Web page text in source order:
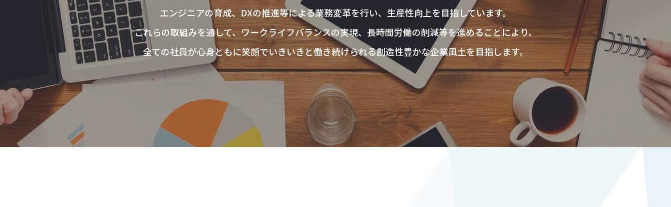
エンジニアの育成、DXの推進等による業務変革を行い、生産性向上を目指しています。
これらの取組みを通して、ワークライフバランスの実現、長時間労働の削減等を進めることにより、
全ての社員が心身ともに笑顔でいきいきと働き続けられる創造性豊かな企業風土を目指します。